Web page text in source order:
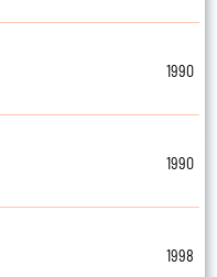
1990
1990
1998